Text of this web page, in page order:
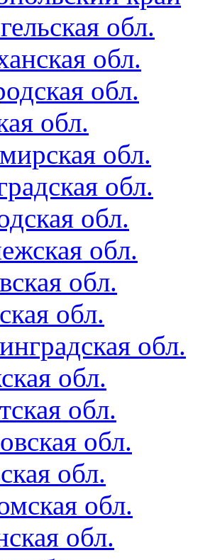
обл.
обл.
обл.
обл.
обл.
обл.
обл.
обл.
обл.
обл.
обл.
обл.
обл.
обл.
обл.
обл.
обл.